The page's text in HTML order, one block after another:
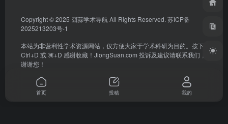
Copyright © 2025 囧蒜学术导航 All Rights Reserved. 苏ICP备
2025213203号-1
本站为非营利性学术资源网站，仅方便大家于学术科研为目的。按下
Ctrl+D 或 ⌘+D 感谢收藏！ JiongSuan.com 投诉及建议请联系我们，
谢谢您！
首页 投稿 我的